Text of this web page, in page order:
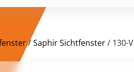
/Saphir Sichtfenster/ 130-